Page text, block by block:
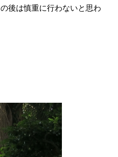
後は慎重に行わないと思わ